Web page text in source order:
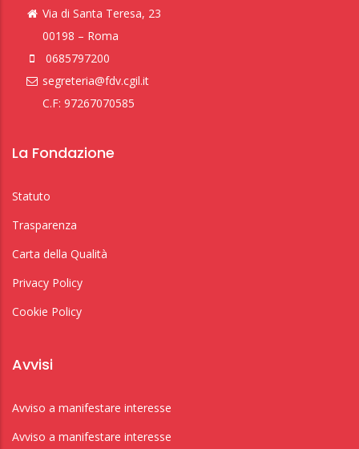
Via di Santa Teresa, 23
00198 – Roma
0685797200
segreteria@fdv.cgil.it
C.F: 97267070585
La Fondazione
Statuto
Trasparenza
Carta della Qualità
Privacy Policy
Cookie Policy
Avvisi
Avviso a manifestare interesse
Avviso a manifestare interesse